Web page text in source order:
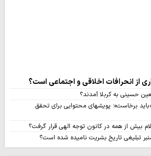
از انحرافات اخلاقی و اجتماعی است؟
حسینی به کربلا آمدند؟
برخاست»؛ پویشهای محتوایی برای تحقق
بیش از همه در کانون توجه الهی قرار گرفت؟
تبلیغی تاریخ بشریت نامیده شده است؟